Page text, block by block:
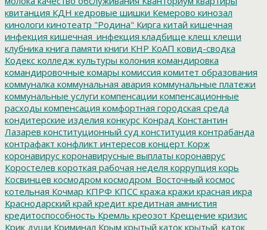
квитанция КДН кедровые шишки Кемерово кинозал
кинологи кинотеатр "Родина" Кирга китай кишечная
инфекция кишечная_инфекция кладбище клещ клещи
клубника книга памяти книги КНР КоАП ковид-сводка
Кодекс колледж культуры колония командировка
командировочные комары комиссия комитет образования
коммуналка коммунальная авария коммунальные платежи
коммунальные услуги компенсации компенсационные
расходы компенсация комфортная городская среда
кондитерские изделия конкурс Конрад Константин
Лазарев конституционный суд конституция контрабанда
контрафакт конфликт интересов концерт Корж
коронавирус коронавирусные выплаты коронаврус
Коростелев короткая рабочая неделя коррупция корь
Косвинцев космодром космодром_Восточный космос
котельная Кочмар КПРФ КПСС кража кражи красная икра
Краснодарский край кредит кредитная амнистия
кредитоспособность Кремль креозот Крещение кризис
Крик души Криминал Крым крытый каток крытый_каток